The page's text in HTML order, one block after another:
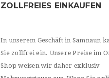
ZOLLFREIES EINKAUFEN
In unserem Geschäft in Samnaun
Sie zollfrei ein. Unsere Preise im
Shop weisen wir daher exklusiv